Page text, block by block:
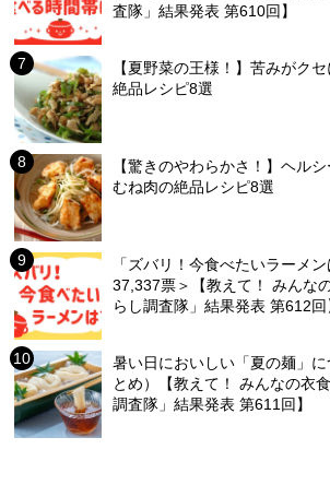
査隊」結果発表 第610回】
【夏野菜の王様！】苦みがク
絶品レシピ8選
【驚きのやわらかさ！】ヘル
むね肉の絶品レシピ8選
「ズバリ！今食べたいラーメ
37,337票＞【教えて！ みんな
らし調査隊」結果発表 第612回
暑い日においしい「夏の麺」
とめ）【教えて！ みんなの衣
調査隊」結果発表 第611回】